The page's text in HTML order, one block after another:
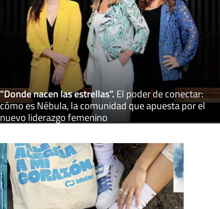
"Donde nacen las estrellas".El poder de conectar:
cómo es Nébula, la comunidad que apuesta por el
nuevo liderazgo femenino